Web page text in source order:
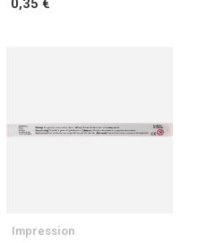
0,35 €
Impression